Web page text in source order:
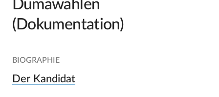
Dumawahlen
(Dokumentation)
BIOGRAPHIE
Der Kandidat